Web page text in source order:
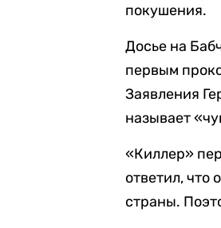
покушения.
Досье на
первым
Заявления
называет
«Киллер»
ответил, что
страны.